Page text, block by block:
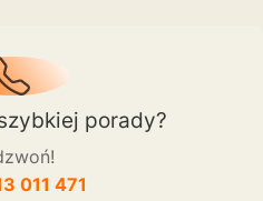
porady?
011 471